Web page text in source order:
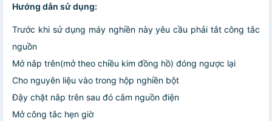
Hướng dẫn sử dụng:
Trước khi sử dụng máy nghiền này yêu cầu phải tắt công tắc
nguồn
Mở nắp trên(mở theo chiều kim đồng hồ) đóng ngược lại
Cho nguyên liệu vào trong hộp nghiền bột
Đậy chặt nắp trên sau đó cắm nguồn điện
Mở công tắc hẹn giờ